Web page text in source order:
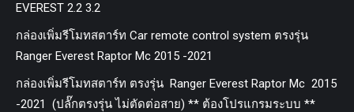
EVEREST 2.2 3.2
กล่องเพิ่มรีโมทสตาร์ท Car remote control system ตรงรุ่น
Ranger Everest Raptor Mc 2015 -2021
กล่องเพิ่มรีโมทสตาร์ท ตรงรุ่น Ranger Everest Raptor Mc 2015
-2021 (ปลั๊กตรงรุ่น ไม่ตัดต่อสาย) ** ต้องโปรแกรมระบบ **